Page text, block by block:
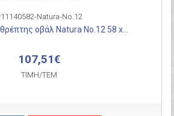
Natura-Νο.12
οβάλ Natura Νο.12 58 x...
107,51€
ΤΙΜH/ΤΕΜ